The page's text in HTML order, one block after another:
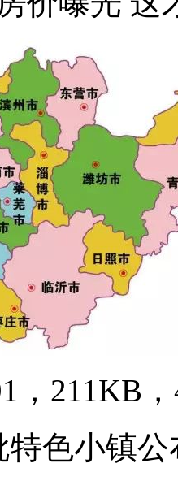
，211KB
特色小镇